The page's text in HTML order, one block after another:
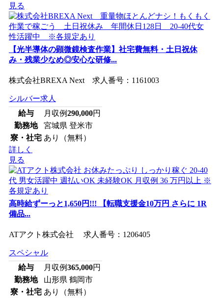
見る
【光半導体の顕微鏡検査作業】社宅費無料・土日祝休
み・残業少なめ◎安心な研修...
株式会社BREXA Next 求人番号：1161003
シルバー求人
給与
月収例290,000円
勤務地
宮城県 登米市
寮・社宅 あり（無料）
詳しく
見る
高時給ずーっと1,650円!!! 【転職支援金10万円 さらに 1R
備品...
ATアクト株式会社 求人番号：1206405
スペシャル
給与
月収例365,000円
勤務地
山形県 鶴岡市
寮・社宅 あり（無料）